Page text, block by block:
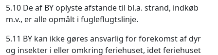
5.10 De af BY oplyste afstande til bl.a. strand, indkøb
m.v., er alle opmålt i fugleflugtslinje.
5.11 BY kan ikke gøres ansvarlig for forekomst af dyr
og insekter i eller omkring feriehuset, idet feriehuset